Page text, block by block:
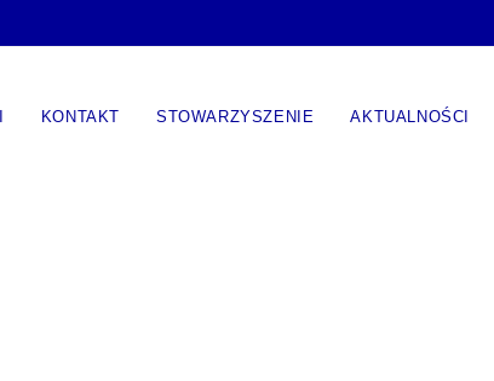
KONTAKT STOWARZYSZENIE AKTUALNOŚCI